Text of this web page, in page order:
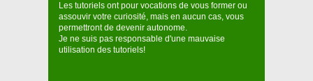
nœud indispensable à connaitre car il vous facilitera
la vie.
Les tutoriels ont pour vocations de vous former ou
assouvir votre curiosité, mais en aucun cas, vous
permettront de devenir autonome.
Je ne suis pas responsable d'une mauvaise
utilisation des tutoriels!